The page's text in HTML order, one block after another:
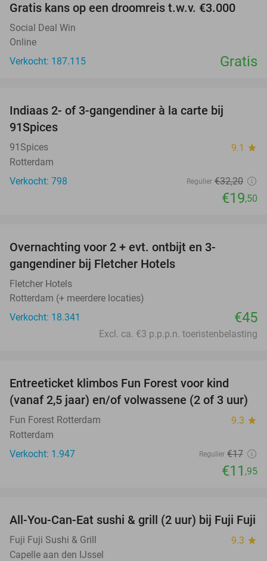
Gratis kans op een droomreis t.w.v. €3.000
Social Deal Win
Online
Verkocht: 187.115
Gratis
Indiaas 2- of 3-gangendiner à la carte bij
91Spices
91Spices 9.1 star
Rotterdam
Verkocht: 798
Regulier €32,20
€19,50
Overnachting voor 2 + evt. ontbijt en 3-
gangendiner bij Fletcher Hotels
Fletcher Hotels
Rotterdam (+ meerdere locaties)
Verkocht: 18.341
€45
Excl. ca. €3 p.p.p.n. toeristenbelasting
Entreeticket klimbos Fun Forest voor kind
(vanaf 2,5 jaar) en/of volwassene (2 of 3 uur)
Fun Forest Rotterdam 9.3 star
Rotterdam
Verkocht: 1.947
Regulier €17
€11 ,95
21%
All-You-Can-Eat sushi & grill (2 uur) bij Fuji Fuji
Fuji Fuji Sushi & Grill 9.3 star
Capelle aan den IJssel